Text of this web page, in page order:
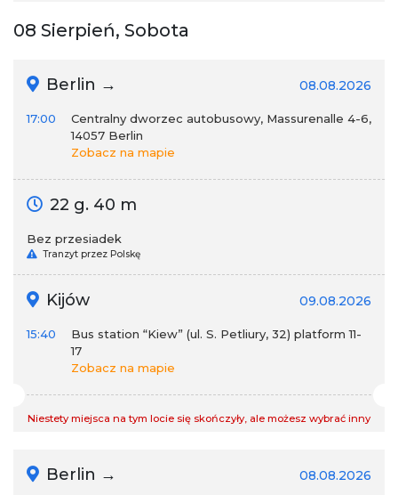
08 Sierpień, Sobota
Berlin → 08.08.2026
17:00
Centralny dworzec autobusowy, Massurenalle 4-6,
14057 Berlin
Zobacz na mapie
22 g. 40 m
Bez przesiadek
Tranzyt przez Polskę
Kijów 09.08.2026
15:40
Bus station “Kiew” (ul. S. Petliury, 32) platform 11-
17
Zobacz na mapie
Niestety miejsca na tym locie się skończyły, ale możesz wybrać inny
Berlin → 08.08.2026